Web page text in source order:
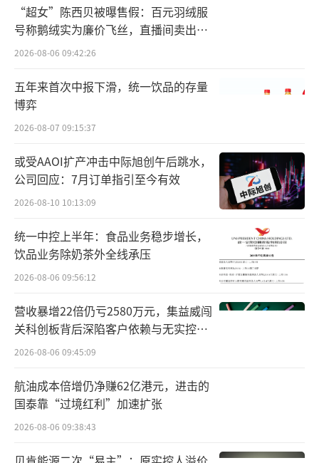
被九州通称之为利润增长“第二曲线”。其
中，在药品总代品牌推广方面，前三季度实现
九州通表示，这主要得益于可威、弥可保
等核心代理产品销售的稳健增长。据了解，东
额约达5亿元，年均销售额逐步提升至约10亿
元，高峰期突破26亿元。
目前，九州通已成功代理了783个产品品
规，其中年销售额过亿的单品多达32个。更值
得一提的是，九州通仍在加速扩张，今年前三
品，为未来该板块业务增长储备了充足“弹
药”。
九州通CSO业务的发展迅速，并非偶然。
一方面是对外部市场趋势的精准把握，包
括处方外流加速、失去院内市场急需转向院外
的药企诉求以及患者购药渠道习惯改变等。
“超女”陈西贝被曝售假：百元羽绒服
号称鹅绒实为廉价飞丝，直播间卖出超
百万元
2026-08-06 09:42:26
五年来首次中报下滑，统一饮品的存量
博弈
2026-08-07 09:15:37
或受AAOI扩产冲击中际旭创午后跳水，
公司回应：7月订单指引至今有效
2026-08-10 10:13:09
统一中控上半年：食品业务稳步增长，
饮品业务除奶茶外全线承压
2026-08-06 09:56:12
营收暴增22倍仍亏2580万元，集益威闯
关科创板背后深陷客户依赖与无实控人
困局
2026-08-06 09:45:09
航油成本倍增仍净赚62亿港元，进击的
国泰靠“过境红利”加速扩张
2026-08-06 09:38:43